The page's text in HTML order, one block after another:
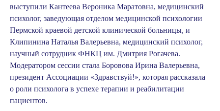
выступили Кантеева Вероника Маратовна, медицинский
психолог, заведующая отделом медицинской психологии
Пермской краевой детской клинической больницы, и
Клипинина Наталья Валерьевна, медицинский психолог,
научный сотрудник ФНКЦ им. Дмитрия Рогачева.
Модератором сессии стала Боровова Ирина Валерьевна,
президент Ассоциации «Здравствуй!», которая рассказала
о роли психолога в успехе терапии и реабилитации
пациентов.